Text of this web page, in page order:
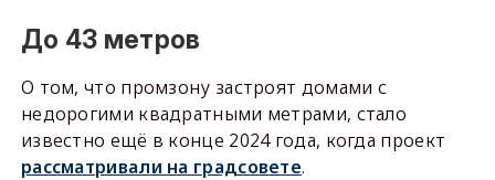
До 43 метров
О том, что промзону застроят домами с
недорогими квадратными метрами, стало
известно ещё в конце 2024 года, когда проект
рассматривали на градсовете.